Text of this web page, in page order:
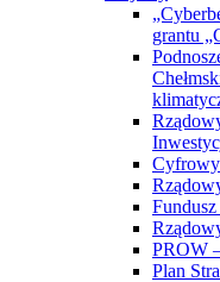
grantu
PROW
Plan